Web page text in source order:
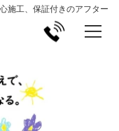
施工、保証付きのアフター